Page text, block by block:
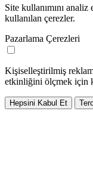
Site kullanımını
kullanılan çerezler.
Pazarlama Çerezleri
Kişiselleştirilmiş
etkinliğini ölçmek için
Hepsini Kabul Et